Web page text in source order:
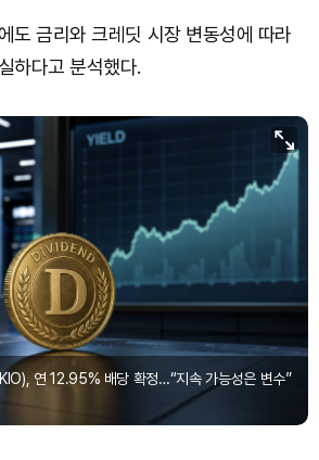
도 금리와 크레딧 시장 변동성에 따라
하다고 분석했다.
연 12.95% 배당 확정…“지속 가능성은 변수”